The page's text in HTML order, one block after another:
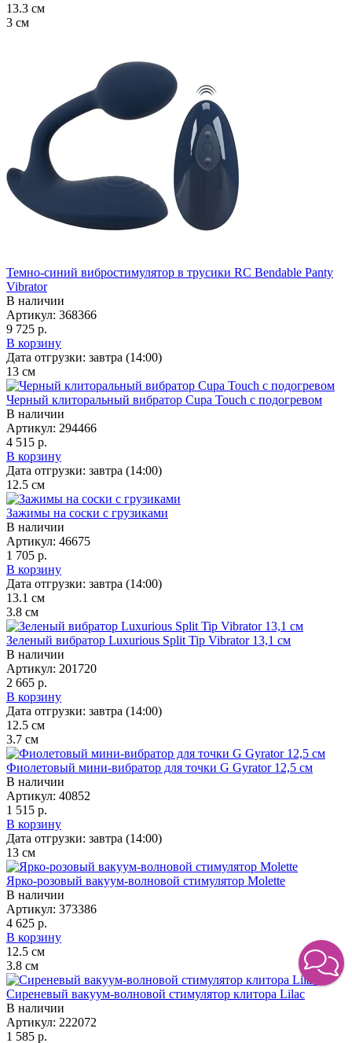
13.3 см
3 см
Темно-синий вибростимулятор в трусики RC Bendable Panty
Vibrator
В наличии
Артикул: 368366
9 725 р.
В корзину
Дата отгрузки: завтра (14:00)
13 см
Черный клиторальный вибратор Cupa Touch с подогревом
В наличии
Артикул: 294466
4 515 р.
В корзину
Дата отгрузки: завтра (14:00)
12.5 см
Зажимы на соски с грузиками
В наличии
Артикул: 46675
1 705 р.
В корзину
Дата отгрузки: завтра (14:00)
13.1 см
3.8 см
Зеленый вибратор Luxurious Split Tip Vibrator 13,1 см
В наличии
Артикул: 201720
2 665 р.
В корзину
Дата отгрузки: завтра (14:00)
12.5 см
3.7 см
Фиолетовый мини-вибратор для точки G Gyrator 12,5 см
В наличии
Артикул: 40852
1 515 р.
В корзину
Дата отгрузки: завтра (14:00)
13 см
Ярко-розовый вакуум-волновой стимулятор Molette
В наличии
Артикул: 373386
4 625 р.
В корзину
12.5 см
3.8 см
Сиреневый вакуум-волновой стимулятор клитора Lilac
В наличии
Артикул: 222072
1 585 р.